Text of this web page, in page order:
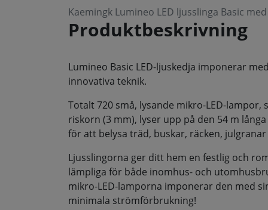
Kaemingk Lumineo LED ljusslinga Basic
Produktbeskrivning
Lumineo Basic LED-ljuskedja imponerar
innovativa teknik.
Totalt 720 små, lysande mikro-LED-
riskorn (3 mm), lyser upp på den 54 m
för att belysa träd, buskar, räcken,
Ljusslingorna ger ditt hem en festlig och
lämpliga för både inomhus- och
mikro-LED-lamporna imponerar den med
minimala strömförbrukning!